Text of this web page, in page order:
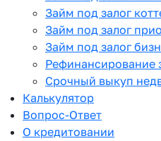
Займ под залог
Займ под залог
Займ под залог
Рефинансирование
Срочный выкуп
Калькулятор
Вопрос-Ответ
О кредитовании